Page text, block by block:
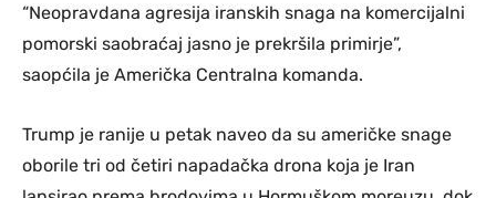
“Neopravdana agresija iranskih snaga na komercijalni
pomorski saobraćaj jasno je prekršila primirje”,
saopćila je Američka Centralna komanda.
Trump je ranije u petak naveo da su američke snage
oborile tri od četiri napadačka drona koja je Iran